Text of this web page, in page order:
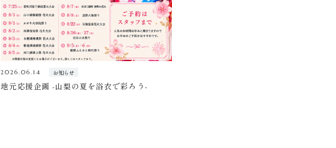
2026.06.14 お知らせ
地元応援企画 -山梨の夏を浴衣で彩ろう-